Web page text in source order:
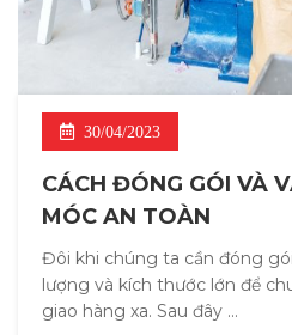
30/04/2023
CÁCH ĐÓNG GÓI VÀ
MÓC AN TOÀN
Đôi khi chúng ta cần đóng
lượng và kích thước lớn để
giao hàng xa. Sau đây ...